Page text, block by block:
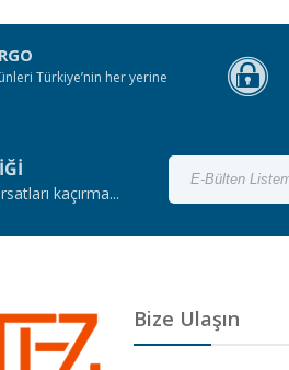
Türkiye’nin her yerine
kaçırma...
Bize Ulaşın